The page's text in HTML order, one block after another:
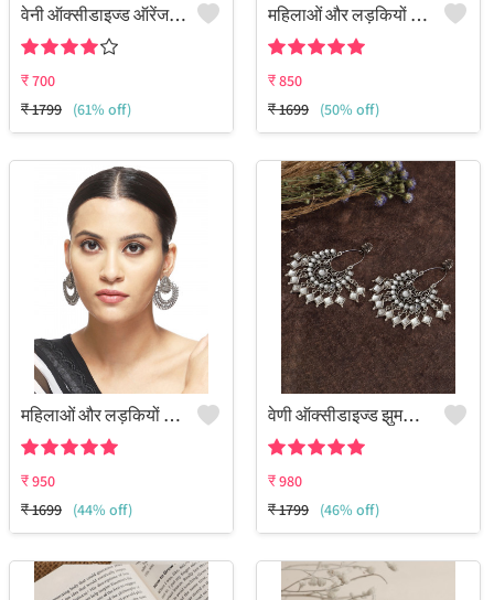
वेनी ऑक्सीडाइज्ड ऑरेंज स्टोन पीकॉक चांदबाली इयररिंग्स - रंगीन और कलात्मक | जूलकार्ट
₹700
₹1799 (61% off)
महिलाओं और लड़कियों के लिए टिकाऊ हस्तनिर्मित पीतल के झुमके - स्टर्लिंग सिल्वर लुक | जूलकार्ट
₹850
₹1699 (50% off)
महिलाओं और लड़कियों के लिए टिकाऊ स्टर्लिंग सिल्वर रंग के पीतल के झुमके, कारीगरों द्वारा हस्तनिर्मित।
₹950
₹1699 (44% off)
वेणी ऑक्सीडाइज्ड झुमकी इयररिंग्स
₹980
₹1799 (46% off)